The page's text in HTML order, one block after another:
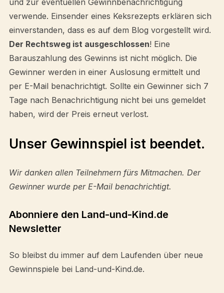
und zur eventuellen Gewinnbenachrichtigung
verwende. Einsender eines Keksrezepts erklären sich
einverstanden, dass es auf dem Blog vorgestellt wird.
Der Rechtsweg ist ausgeschlossen! Eine
Barauszahlung des Gewinns ist nicht möglich. Die
Gewinner werden in einer Auslosung ermittelt und
per E-Mail benachrichtigt. Sollte ein Gewinner sich 7
Tage nach Benachrichtigung nicht bei uns gemeldet
haben, wird der Preis erneut verlost.
Unser Gewinnspiel ist beendet.
Wir danken allen Teilnehmern fürs Mitmachen. Der
Gewinner wurde per E-Mail benachrichtigt.
Abonniere den Land-und-Kind.de
Newsletter
So bleibst du immer auf dem Laufenden über neue
Gewinnspiele bei Land-und-Kind.de.